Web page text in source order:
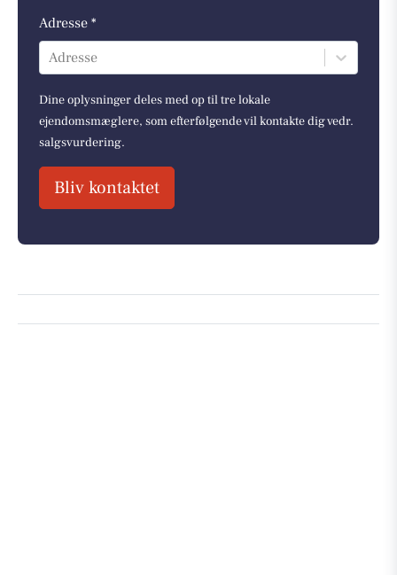
Adresse *
Adresse
Dine oplysninger deles med op til tre lokale
ejendomsmæglere, som efterfølgende vil kontakte dig vedr.
salgsvurdering.
Bliv kontaktet